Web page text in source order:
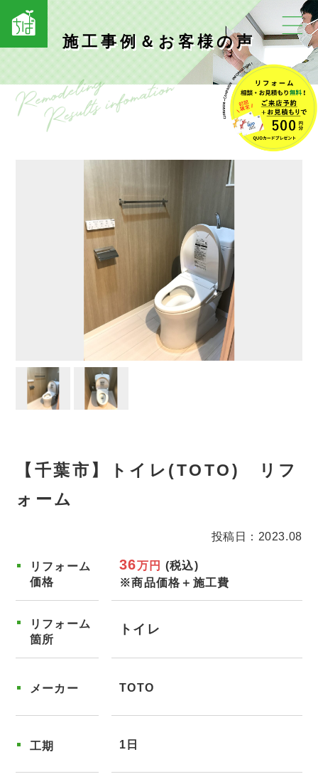
施工事例＆お客様の声
【千葉市】トイレ(TOTO) リフ
ォーム
投稿日：2023.08
リフォーム
価格
36万円 (税込)
※商品価格＋施工費
リフォーム
箇所
トイレ
メーカー TOTO
工期 1日